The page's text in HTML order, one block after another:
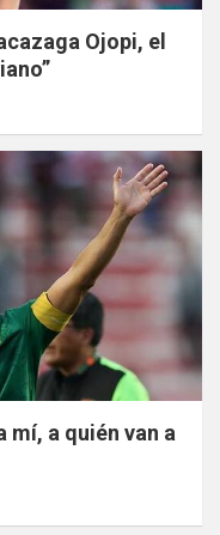
Ojopi, el
mí, a quién van a